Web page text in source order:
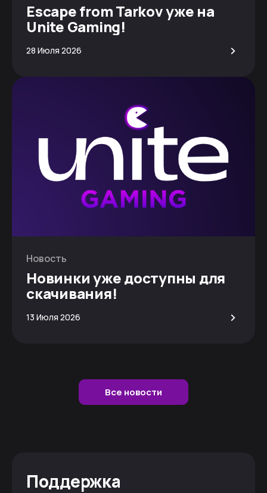
Escape from Tarkov уже на
Unite Gaming!
28 Июля 2026 >
Новость
Новинки уже доступны для
скачивания!
13 Июля 2026 >
Все новости
Поддержка